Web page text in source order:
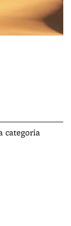
categoria